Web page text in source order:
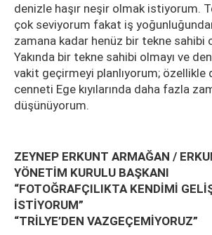
denizle haşır neşir olmak istiyorum.
çok seviyorum fakat iş
zamana kadar henüz bir tekne sahibi
Yakında bir tekne sahibi olmayı ve
vakit geçirmeyi planlıyorum; özellikle
cenneti Ege kıyılarında daha fazla
düşünüyorum.
ZEYNEP ERKUNT ARMAĞAN /
YÖNETİM KURULU BAŞKANI
“FOTOĞRAFÇILIKTA KENDİMİ
İSTİYORUM”
“TRİLYE’DEN VAZGEÇEMİYORUZ”